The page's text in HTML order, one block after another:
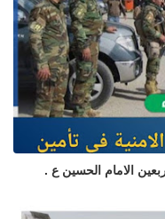
الامام الحسين ع .